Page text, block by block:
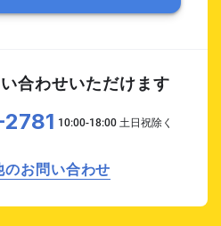
合わせいただけます
のお問い合わせ